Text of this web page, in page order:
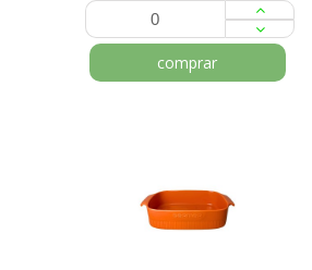
comprar